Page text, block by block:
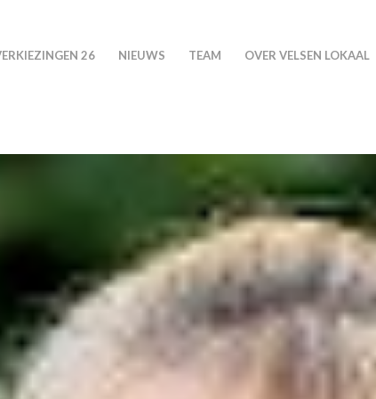
26 NIEUWS TEAM OVER VELSEN LOKAAL